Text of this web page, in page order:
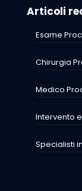
Articoli
Esame
Chirurgia
Medico
Intervento
Specialisti